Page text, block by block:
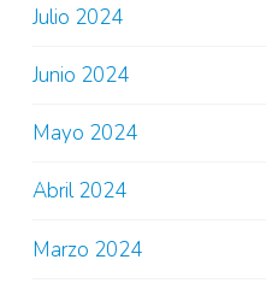
Julio 2024
Junio 2024
Mayo 2024
Abril 2024
Marzo 2024